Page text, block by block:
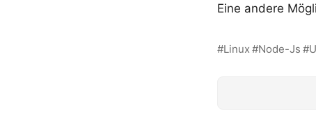
Eine andere
Linux Node-Js